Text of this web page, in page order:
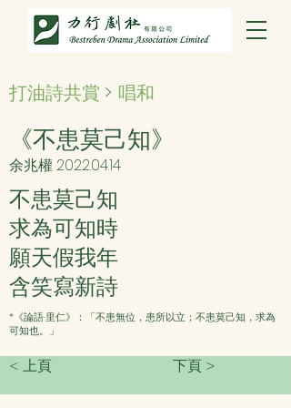
打油詩共賞 > 唱和
《不患莫己知》
余兆權2022.04.14
不患莫己知
求為可知時
願天假我年
含笑寫新詩
*《論語·里仁》：「不患無位，患所以立；不患莫己知，求為
可知也。」
< 上頁 下頁 >